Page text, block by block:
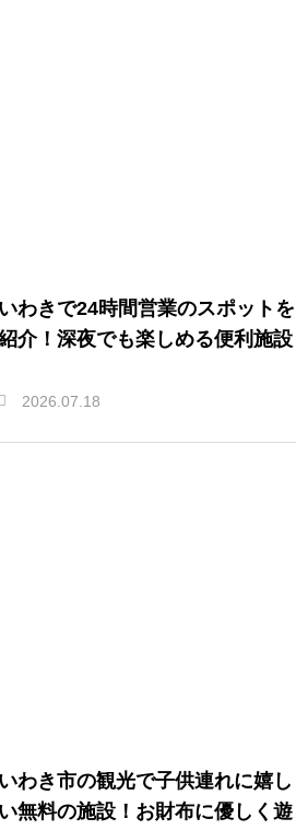
いわきで24時間営業のスポットを
介！深夜でも楽しめる便利施設
2026.07.18
いわき市の観光で子供連れに嬉し
い無料の施設！お財布に優しく遊